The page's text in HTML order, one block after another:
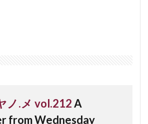
ノ.メ vol.212A
from Wednesday